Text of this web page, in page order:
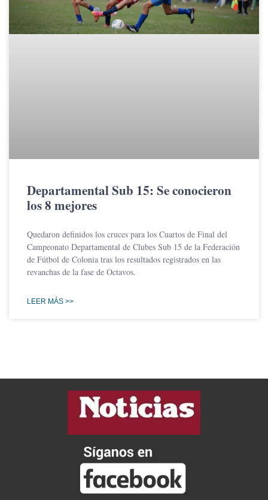
Departamental Sub 15: Se conocieron
los 8 mejores
Quedaron definidos los cruces para los Cuartos de Final del
Campeonato Departamental de Clubes Sub 15 de la Federación
de Fútbol de Colonia tras los resultados registrados en las
revanchas de la fase de Octavos.
LEER MÁS >>